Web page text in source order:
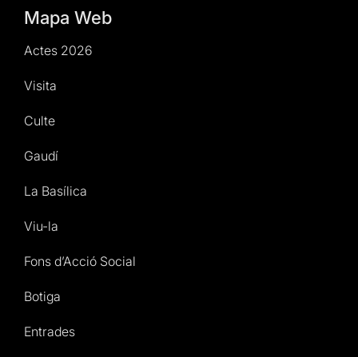
Mapa Web
Actes 2026
Visita
Culte
Gaudí
La Basílica
Viu-la
Fons d’Acció Social
Botiga
Entrades